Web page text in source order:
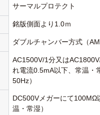
サーマルプロテクト
銘版側面より1.0ｍ
ダブルチャンバー方式（
AC1500V/1分又は
れ電流0.5mA以下、常温・
50Hz）
DC500Vメガーにて100MΩ
温・常湿）